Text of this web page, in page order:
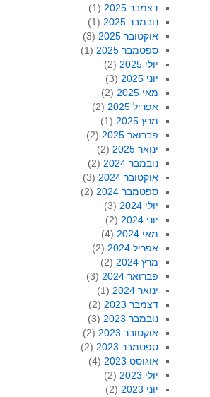
דצמבר 2025
(1)
נובמבר 2025
(1)
אוקטובר 2025
(3)
ספטמבר 2025
(1)
יולי 2025
(2)
יוני 2025
(3)
מאי 2025
(2)
אפריל 2025
(2)
מרץ 2025
(1)
פברואר 2025
(2)
ינואר 2025
(2)
נובמבר 2024
(2)
אוקטובר 2024
(3)
ספטמבר 2024
(2)
יולי 2024
(3)
יוני 2024
(2)
מאי 2024
(4)
אפריל 2024
(2)
מרץ 2024
(2)
פברואר 2024
(3)
ינואר 2024
(1)
דצמבר 2023
(2)
נובמבר 2023
(3)
אוקטובר 2023
(2)
ספטמבר 2023
(2)
אוגוסט 2023
(4)
יולי 2023
(2)
יוני 2023
(2)